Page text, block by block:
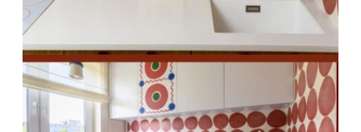
ОТПРАВИТЬ ЗАЯВКУ
Подтвердите, что вы не робот
ОТПРАВИТЬ ПРОЕКТ
Подтвердите, что вы не робот